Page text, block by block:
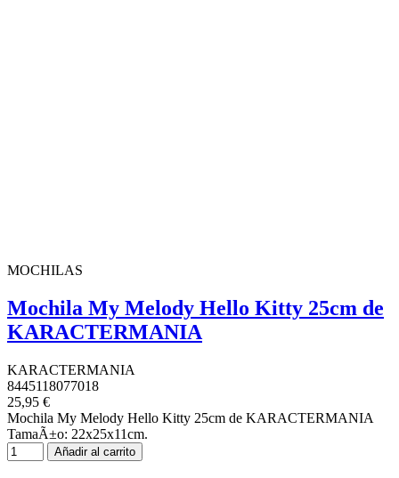
MOCHILAS
Mochila My Melody Hello Kitty 25cm de
KARACTERMANIA
KARACTERMANIA
8445118077018
25,95 €
Mochila My Melody Hello Kitty 25cm de KARACTERMANIA
TamaÃ±o: 22x25x11cm.
Añadir al carrito